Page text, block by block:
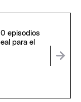
episodios
para el